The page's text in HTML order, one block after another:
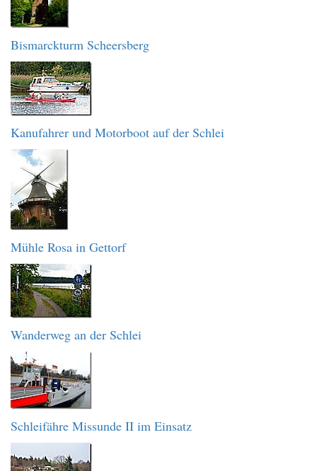
Bismarckturm Scheersberg
Kanufahrer und Motorboot auf der Schlei
Mühle Rosa in Gettorf
Wanderweg an der Schlei
Schleifähre Missunde II im Einsatz